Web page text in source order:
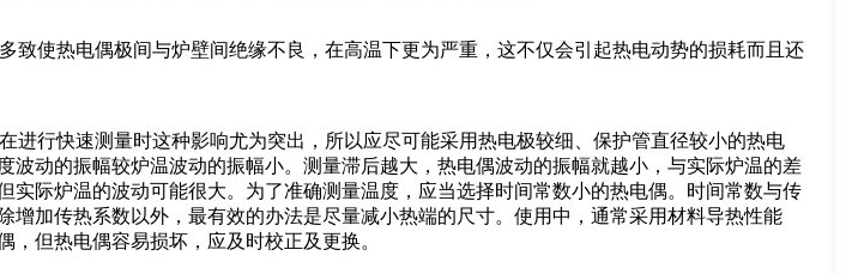
使热电偶极间与炉壁间绝缘不良，在高温下更为严重，这不仅会引起热电动势的损耗而且还
行快速测量时这种影响尤为突出，所以应尽可能采用热电极较细、保护管直径较小的热电
动的振幅较炉温波动的振幅小。测量滞后越大，热电偶波动的振幅就越小，与实际炉温的差
际炉温的波动可能很大。为了准确测量温度，应当选择时间常数小的热电偶。时间常数与传
加传热系数以外，最有效的办法是尽量减小热端的尺寸。使用中，通常采用材料导热性能
但热电偶容易损坏，应及时校正及更换。